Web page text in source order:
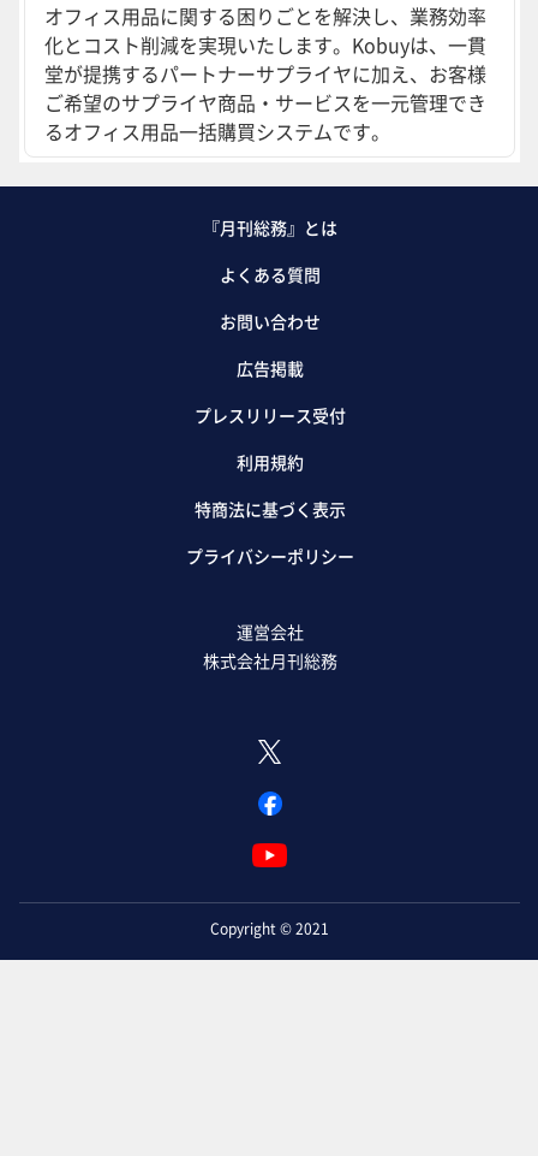
オフィス用品に関する困りごとを解決し、業務効率
化とコスト削減を実現いたします。Kobuyは、一貫
堂が提携するパートナーサプライヤに加え、お客様
ご希望のサプライヤ商品・サービスを一元管理でき
るオフィス用品一括購買システムです。
『月刊総務』とは
よくある質問
お問い合わせ
広告掲載
プレスリリース受付
利用規約
特商法に基づく表示
プライバシーポリシー
運営会社
株式会社月刊総務
Copyright © 2021